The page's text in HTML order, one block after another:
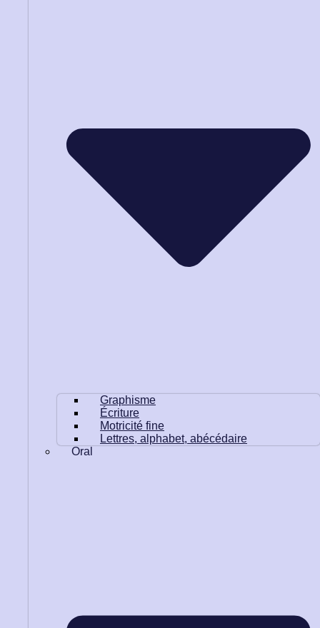
Graphisme
Écriture
Motricité fine
Lettres, alphabet, abécédaire
Oral